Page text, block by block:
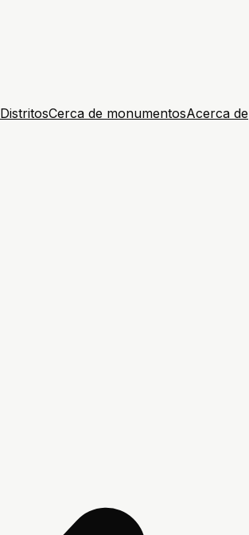
DistritosCerca de monumentosAcerca de